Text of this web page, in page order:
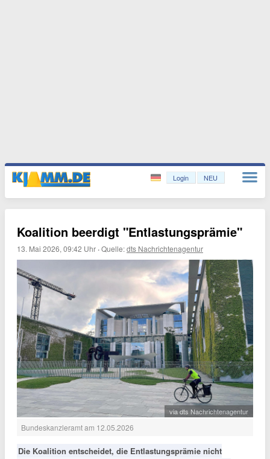
Login NEU
Koalition beerdigt "Entlastungsprämie"
13. Mai 2026, 09:42 Uhr ·Quelle:dts Nachrichtenagentur
via dts Nachrichtenagentur
Bundeskanzleramt am 12.05.2026
Die Koalition entscheidet, die Entlastungsprämie nicht